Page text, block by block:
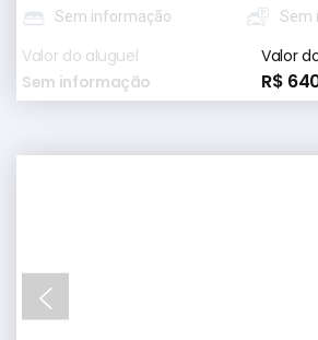
Sem informação
Sem
Valor do aluguel
Sem informação
Valor
R$